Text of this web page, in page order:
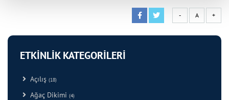
- A +
ETKİNLİK KATEGORİLERİ
Açılış (18)
Ağaç Dikimi (4)